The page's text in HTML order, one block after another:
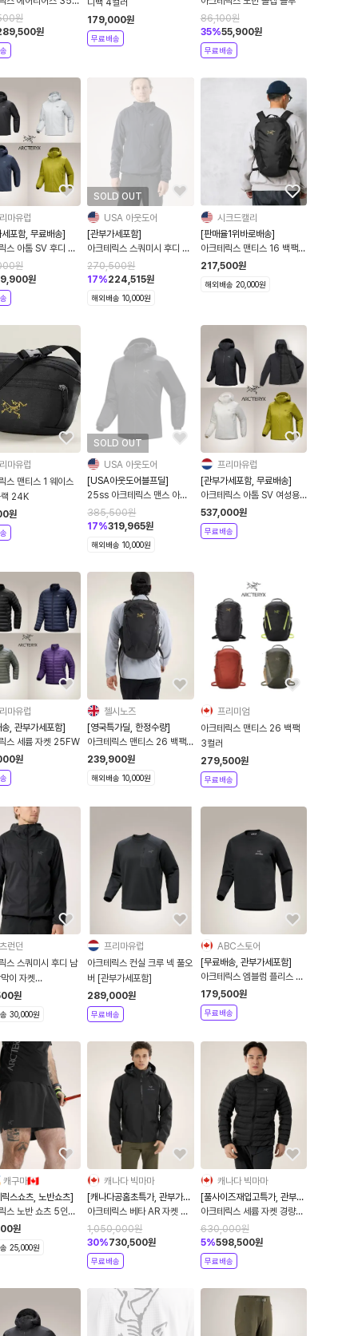
원
원
디백 4컬러
179,000원
무료배송
86,100원
35%55,900원
무료배송
마유럽
포함, 무료배송]
스 아톰 SV 후디 구
트원
원
SOLD OUT
USA 아웃도어
[관부가세포함]
아크테릭스 스쿼미시 후디 바
람막이 자켓 X0000
10276
270,500원
17%224,515원
해외배송 10,000원
시크드캘리
[판매율1위바로배송]
아크테릭스 맨티스 16 백팩
블랙
217,500원
해외배송 20,000원
마유럽
스 맨티스 1 웨이스
랙 24K
원
SOLD OUT
USA 아웃도어
[USA아웃도어블프딜]
25ss 아크테릭스 맨스 아톰
후디 블랙 BLK
X000009556
385,500원
17%319,965원
해외배송 10,000원
프리마유럽
[관부가세포함, 무료배송]
아크테릭스 아톰 SV 여성용
후디 헤비웨이트
537,000원
무료배송
마유럽
, 관부가세포함]
스 세륨 자켓 25FW
원
첼시노즈
[영국특가딜, 한정수량]
아크테릭스 맨티스 26 백팩
블랙 X000006044
239,900원
해외배송 10,000원
프리미엄
아크테릭스 맨티스 26 백팩
3컬러
279,500원
무료배송
런던
스 스쿼미시 후디 남
이 자켓
원
30,000원
프리마유럽
아크테릭스 컨실 크루 넥 풀오
버 [관부가세포함]
289,000원
무료배송
ABC스토어
[무료배송, 관부가세포함]
아크테릭스 엠블럼 플리스 크
루넥 풀오버 맨투맨 9787
179,500원
무료배송
구마🇨🇦
스쇼츠, 노반쇼츠]
스 노반 쇼츠 5인치
원
25,000원
캐나다 빅마마
[캐나다공홈초특가, 관부가세
포함]
아크테릭스 베타 AR 자켓 블
랙 7082
1,050,000원
30%730,500원
무료배송
캐나다 빅마마
[풀사이즈재입고특가, 관부가
세포함]
아크테릭스 세륨 자켓 경량패
딩 블랙 10579
630,000원
5%598,500원
무료배송